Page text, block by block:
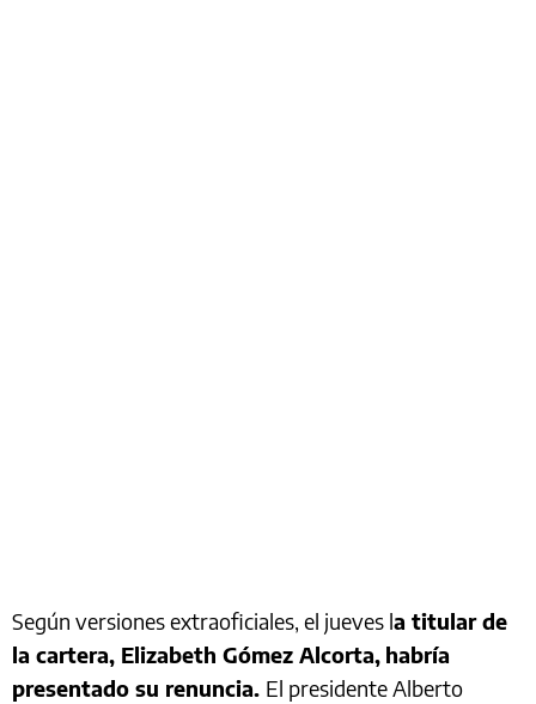
Según versiones extraoficiales, el jueves la titular de
la cartera, Elizabeth Gómez Alcorta, habría
presentado su renuncia. El presidente Alberto